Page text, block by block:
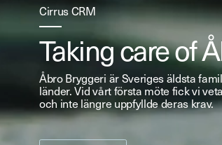
Cirrus CRM
Taking care of
Åbro Bryggeri är Sveriges äldsta
länder. Vid vårt första möte fick vi
och inte längre uppfyllde deras krav.